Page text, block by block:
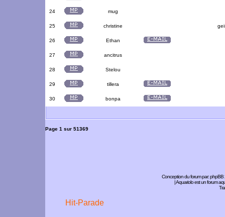
24 mug
25 christine
26 Ethan
27 ancitrus
28 Stelou
29 tillera
30 bonpa
Page 1 sur 51369
Conception du forum par:phpBB
| Aquariolo est un forum